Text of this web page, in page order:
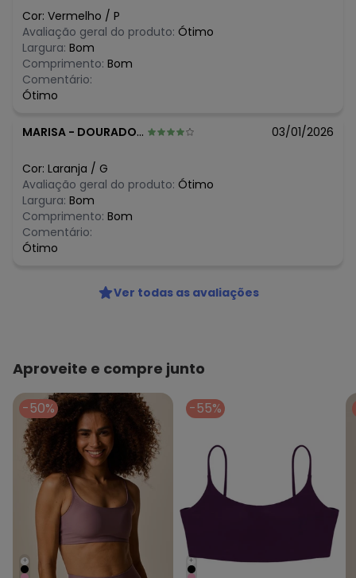
março/2026
fevereiro/2026
Cor: Vermelho / P
Avaliação geral do produto: Ótimo
Largura: Bom
Comprimento: Bom
Comentário:
Ótimo
MARISA - DOURADOS - MS 03/01/2026
Cor: Laranja / G
Avaliação geral do produto: Ótimo
Largura: Bom
Comprimento: Bom
Comentário:
Ótimo
Ver todas as avaliações
Aproveite e compre junto
-50%
+
-55%
+